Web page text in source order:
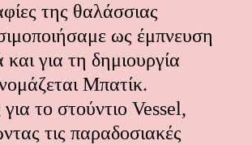
της θαλάσσιας
ως έμπνευση
για τη δημιουργία
Μπατίκ.
το στούντιο Vessel,
τις παραδοσιακές